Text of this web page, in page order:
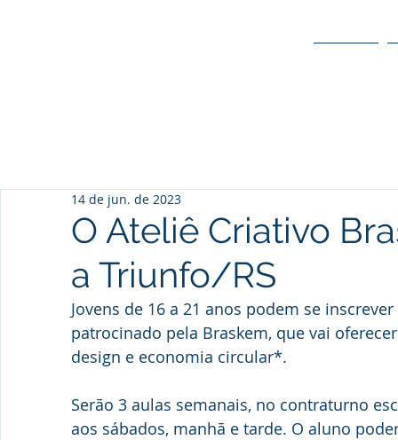
O Ateliê Criativo
a Triunfo/RS
14 de jun. de 2023
Jovens de 16 a 21 anos podem se
patrocinado pela Braskem, que vai
design e economia circular*.
Serão 3 aulas semanais, no contraturno
aos sábados, manhã e tarde. O aluno